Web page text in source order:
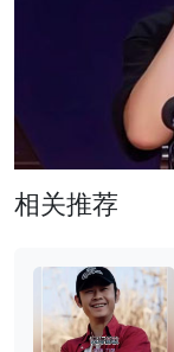
相关推荐